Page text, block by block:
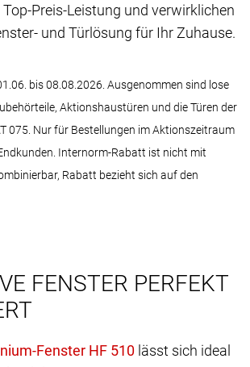
Preis-Leistung und verwirklichen
und Türlösung für Ihr Zuhause.
bis 08.08.2026. Ausgenommen sind lose
Aktionshaustüren und die Türen der
075. Nur für Bestellungen im Aktionszeitraum
Internorm-Rabatt ist nicht mit
Rabatt bezieht sich auf den
FENSTER PERFEKT
lässt sich ideal